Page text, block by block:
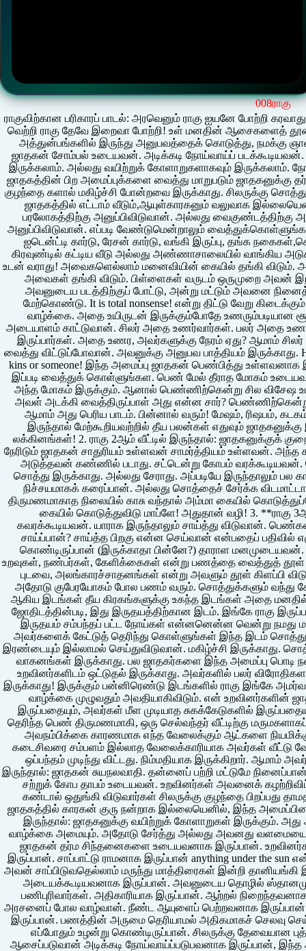
008ராகு
ராகுவிற்கான பரிகாரப் பாடல்: அரவெனும் ராகு ஐயனே போற்றி கரவாது அருள்வாய் கடும் துயர் போற்றி இறவா இன்பம் எதிலும் வெற்றி ராகு தேவே இறைவா போற்றி! உள் மனதின் ஆசைகளைத் தூண்டிவிட்டு, துன்பங்களைக் கொடுப்பவன் ராகு, ஏற்பட்ட அத்துன்பங்களில் இருந்து அனுபவத்தைக் கொடுத்து, நமக்கு ஞானத்தைக் கொடுப்பவன் கேது. 1 லக்கினத்தில் ராகு ஜாதகன் சோம்பல் உடையவன். அடிக்கடி நோய்வாய்ப் படக்கூடியவன். அது தலைவலியாகவும் இருக்கலாம், காய்ச்சலாகவும் இருக்கலாம். அல்லது வயிற்றுக் கோளாறுகளாகவும் இருக்கலாம். நோயின் தன்மைகளும், வந்து தாக்கும் நேரமும், காலமும் ஜாதகத்தின் பிற அமைப்புக்களை வைத்து மாறுபடும் ஜாதகனுக்கு தர்மசிந்தனை, மகிழ்ச்சி மற்றும் வயதான காலத்தில் தன் குழந்தை களால் மகிழ்ச்சி போன்றவை இருக்காது. சிலருக்கு சொத்து சுகம் இருக்காது. சிலருக்கு நீண்ட ஆயுள் இருக்காது. ஜாதகத்தில் எட்டாம் வீடும்,ஆயுள்காரகனும் வலுவாக இல்லையென்றால், அவர்களுடன் ராகுவும் சேர்ந்து ஜாதகனைப் பரலோகத்திற்கு அனுப்பிவிடுவான். அல்லது வைகுண்டத்திற்கு அனுப்பிவிடுவான். சிவபக்தர்களை சிவலோகத்திற்கு அனுப்பிவிடுவான். எப்படி வேண்டுமென்றாலும் வைத்துக்கொள்ளுங்கள். போட்டது போட்டபடி ஒருநாள் போய்ச் சேரவேண்டும். ஐடென்ட்டி கார்டு, ரேசன் கார்டு, வங்கி இருப்பு, தங்க நகைகள்,சொத்துப் பத்திரங்கள், பங்குப் பத்திரங்கள், இரண்டு கிரவுண்டில் கட்டிய வீடு அல்லது அண்ணாசாலையில் வாங்கிய அடுக்குக் குடியிருப்பு, வண்டி, வாகனங்கள் என்று எதுவும் உடன் வராது! அவைகளெல்லாம் மனைவியின் கையில் தங்கி விடும். அல்லது சிலருக்கு விசுவாசமில்லாத பிள்ளைகள் கையில் அவைகள் தங்கி விடும். பிள்ளைகள் வருடம் ஒருமுறை அவன் இறந்த நாளான்று பன்னீர்ப்பூ மாலை ஒன்றை வாங்கி, அவனுடைய படத்திற்குப் போட்டு, அன்று மட்டும் அவனை நினைத்து மகிழ்வார்கள். சிலர் வீட்டில் அதுவும் நடக்காது. மேற்கொண்டு. It is total nonsense! என்று திட்டு வேறு கிடைக்கும்.(அதாவது அப்பனுக்குத் திதி செய்வது) அதுதான் வாழ்க்கை. அதை உயிருடன் இருக்கும்போதே உணரும்படியான சூழ்நிலைகளை, ராகு ஏற்படுத்துவான். கேது அதை அடையாளம் காட்டுவான். சிலர் அதை உணர்வார்கள். பலர் அதை உணரமாட்டார்கள். மேலும் மேலும் சம்பாதிப்பதில் மும்மரமாக இருப்பார்கள். அதை உணர, அவர்களுக்கு நேரம் ஏது? ஆமாம் சிலர் தலை எழுத்து அப்படி இருக்கும். அவன் சம்பாதித்து வைத்து விட்டுப்போவான். அவனுக்கு அனுபவ பாத்தியம் இருக்காது. He will earn money only for others. May be his kith and kins or someone! இந்த அமைப்பு ஜாதகன் பெண்பித்து உள்ளவனாக இருப்பான். பித்து என்றால் அடிக்க வருவீர்கள். ஆகவே இப்படி வைத்துக் கொள்ளுங்கள. பெண் மேல் தீராத மோகம் உடையவனாக இருப்பான். ஜாதகியாக இருந்தால் அவளுக்கும் அந்த மோகம் இருக்கும். ஆனால் பெண்ணிற்கென்று சில விசேஷ உடல் அமைப்பும் குணங்களும் உண்டு. அதனால் அதை அவள் அடக்கி வைத்திருப்பாள் அது என்ன சார்? பெண்ணிற்கென்று சில விசேஷ உடல் அமைப்பும் குணங்களும் உண்டா? ஆமாம் அது பெரிய பாடம். பின்னால் வரும்! மேஷம், ரிஷபம், கடகம் ஆகிய ராசிகள் லக்கினமாக இருந்து அதில் ராகு இருந்தால் மேற்கூறியவற்றில் தீய பலன்கள் எதுவும் ஜாதகனுக்கு இருக்காது. காரணம் ராகுவிற்கு அவைகள் உகந்த லக்கினங்கள்! 2. ராகு 2ஆம் வீட்டில் இருந்தால்: ஜாதகனுக்குக் குறைந்த அளவே செல்வம் இருக்கும். சிலர் கடனில் மூழ்க நேரிடும் ஜாதகன் சாதுரியம் உள்ளவன் சாமர்த்தியம் உள்ளவன். அந்த சாதுரியங்களில் சிலாருக்கு தந்திரமும் ஒளிந்திருக்கும். அடுத்தவன் கண்ணில் படாது. சட்டென்று கோபம் வரக்கூடியவன். பொதுவாகவே இரண்டில் தீய கிரகங்கள் இருந்தால் சொத்து இருக்காது. அல்லது சேராது. அப்படியே இருந்தாலும் பல காரணங்களால் கரைந்துவிடும். இங்கே இருக்கும் ராகு நிச்சயமாகக் கரைப்பான். அல்லது சொத்தைச் சேர்க்க விடமாட்டான். அதிலிருந்து தப்பிக்க ஒரு உபாயம் இருக்கிறது. திருமணமாகாத நிலையில் காசு வந்தால் அம்மா கையில் கொடுத்துப்போடு செல்லக்கண்ணு! மணமாகி இருந்தால் மனைவி கையில் கொடுத்துவிடு மாப்ளே! அதுதான் வழி! 3. **ராகு 3ஆம் வீட்டில் இருந்தால்: ஜாதகன் மற்றவர்களைக் கவரக்கூடியவன். யாராக இருந்தாலும் சாய்த்து விடுவான். பெண்களாக இருந்தால் எளிதில் சாய்த்து விடுவான். எப்படிச் சாய்ப்பான்? சாய்த்த பிறகு என்ன செய்வான் என்பதைப் பதிவில் எழுத முடியாது! தன்னை பற்றி உயர்வாக நினைத்துக் கொண்டிருப்பான் (இருக்காதா பின்னே?) தாராள மனமுடையவன். ஊதாரி. கையில் காசு வைத்துக் கொள்ள மாட்டான் உறவுகள், நண்பர்கள், கேளிக்கைகள் என்று பணத்தை வைத்துத் தூள் கிளப்பி விடுவான். பெண்ணாக இருந்தால், நகை நட்டு, புடவை, அலங்காரச்சாதனங்கள் என்று அவளும் தூள் கிளப்பி விடுவாள் இந்த அமைப்பினருக்கு நீண்ட ஆயுள் உண்டு. அதோடு குபேரயோகம் போல பணம் வரும். சொத்துக்களும் வந்து சேரும்!3ஆம் வீடு, 6ஆம் வீடு, 10ஆம் வீடு, 11ஆம் வீடு ஆகிய இடங்கள் தீய கிரகங்களுக்கு உகந்த இடங்கள் அதை மனதில் கொள்க! 4. ராகு 4ஆம் வீட்டில் இருந்தால்: மருத்துவ ஜோதிடத்தின்படி, இது இருதயத்திற்கான இடம். இங்கே ராகு இருப்பது நல்லதல்ல. இருதய சம்பந்தப் பட்ட நோய்கள் வரும். இருதயம் சம்பந்தப் பட்ட நோய்கள் என்னனென்ன வென்று நமது மதிப்பிற்குரியவரும் சக பதிவருமான டாக்டர் ப்ரூனோ அவர்களைக் கேட்டுத் தெரிந்து கொள்ளுங்கள் இந்த இடம் சொத்து, சுகங்களுக்கான இடம். இங்கே அமரும் ராகு அவை இரண்டையும் இல்லாமல் செய்துவிடுவான். மகிழ்ச்சி இருக்காது. சொத்துக்கள் இருக்காது. இருந்தாலும் நிலைக்காது. வண்டி வாகனங்கள் இருக்காது. பல ஜாதகர்களை இந்த அமைப்பு பொடி நடையாக வாழ்க்கை முழுவதும் நடக்க வைத்துவிடும். உறவினர்களிடம் ஒட்டுதல் இருக்காது. அவர்களில் பலர் விரோதிகளாகி விடுவார்கள். சிலருக்கு தன் தாயின் மீதே பிடிப்பு இருக்காது! இருக்கும் பன்னிரெண்டு இடங்களில் ராகு இங்கே அமர்வதுதான் மோசமாகப் போவிடும். சோகமாகப் போய்விடும். வாழ்க்கை முழுவதும் அவதியாகிவிடும். என் உறவினர்களின் ஜாதகங்களில் சிலருடைய ஜாதகம் இந்த அமைப்பில் இருப்பதையும், அவர்கள் மீள முடியாத சுகக்கேடுகளில் இருப்பதையும் நான் கண்கூடாகப் பார்த்திருக்கிறேன். எனக்குத் தெரிந்த பெண் திருமணமாகி, ஒரு செல்வந்தர் வீட்டிற்கு மருமகளாகப் போனார். ராகுவும் கூடவே போனான். அவர்கள் வீட்டில் அவநம்பிக்கை காரணமாக எந்த வேலைக்கும் ஆட்களை நியமிக்கும் வழக்கமில்லை. போன இந்தப் பெண்மணிதான் கடைசிவரை சம்பளம் இல்லாத வேலைக்காரியாக அவர்கள் வீட்டு வேலைகள் அனைத்தையும் செய்தார். இப்போது வேலை ஒப்பந்தம் முடிந்து விட்டது. நிம்மதியாக இருக்கிறார். ஆமாம்